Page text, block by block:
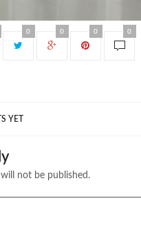
0 0 0 0
YET
not be published.